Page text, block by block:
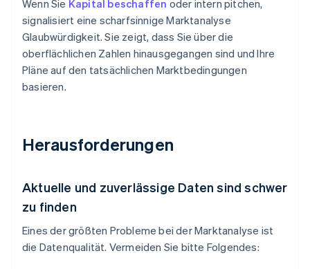
Wenn Sie Kapital beschaffen oder intern pitchen,
signalisiert eine scharfsinnige Marktanalyse
Glaubwürdigkeit. Sie zeigt, dass Sie über die
oberflächlichen Zahlen hinausgegangen sind und Ihre
Pläne auf den tatsächlichen Marktbedingungen
basieren.
Herausforderungen
Aktuelle und zuverlässige Daten sind schwer
zu finden
Eines der größten Probleme bei der Marktanalyse ist
die Datenqualität. Vermeiden Sie bitte Folgendes: